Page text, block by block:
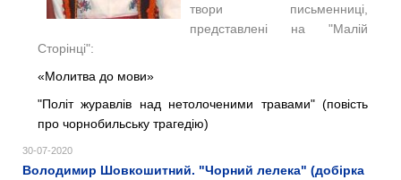
твори письменниці,
представлені на "Малій
Сторінці":
«Молитва до мови»
"Політ журавлів над нетолоченими травами" (повість
про чорнобильську трагедію)
30-07-2020
Володимир Шовкошитний. "Чорний лелека" (добірка